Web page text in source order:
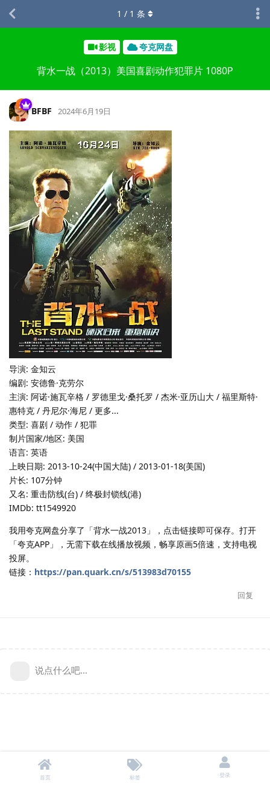
影视 夸克网盘
背水一战（2013）美国喜剧动作犯罪片 1080P
1 / 1 条
BFBF 2024年6月19日
导演: 金知云
编剧: 安德鲁·克劳尔
主演: 阿诺·施瓦辛格 / 罗德里戈·桑托罗 / 杰米·亚历山大 / 福里斯特·
惠特克 / 丹尼尔·海尼 / 更多...
类型: 喜剧 / 动作 / 犯罪
制片国家/地区: 美国
语言: 英语
上映日期: 2013-10-24(中国大陆) / 2013-01-18(美国)
片长: 107分钟
又名: 重击防线(台) / 终极封锁线(港)
IMDb: tt1549920
我用夸克网盘分享了「背水一战2013」，点击链接即可保存。打开
「夸克APP」，无需下载在线播放视频，畅享原画5倍速，支持电视
投屏。
链接： https://pan.quark.cn/s/513983d70155
回复
说点什么吧...
首页 标签 登录